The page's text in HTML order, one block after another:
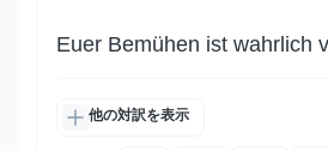
Euer Bemühen ist wahrlich
他の対訳を表示